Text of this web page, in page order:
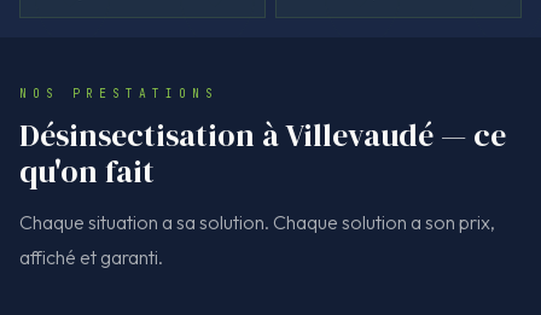
NOS PRESTATIONS
Désinsectisation à Villevaudé — ce
qu'on fait
Chaque situation a sa solution. Chaque solution a son prix,
affiché et garanti.